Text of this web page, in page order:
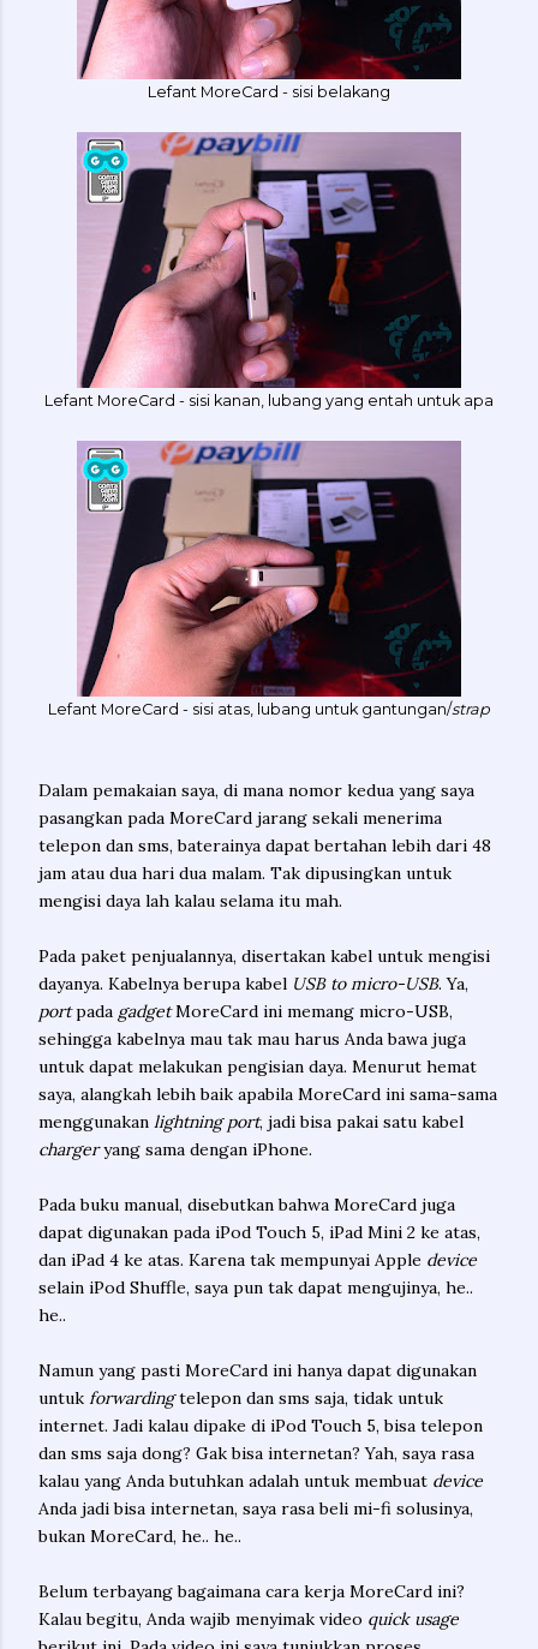
Lefant MoreCard - sisi belakang
Lefant MoreCard - sisi kanan, lubang yang entah untuk apa
Lefant MoreCard - sisi atas, lubang untuk gantungan/strap
Dalam pemakaian saya, di mana nomor kedua yang saya
pasangkan pada MoreCard jarang sekali menerima
telepon dan sms, baterainya dapat bertahan lebih dari 48
jam atau dua hari dua malam. Tak dipusingkan untuk
mengisi daya lah kalau selama itu mah.
Pada paket penjualannya, disertakan kabel untuk mengisi
dayanya. Kabelnya berupa kabel USB to micro-USB. Ya,
portpada gadgetMoreCard ini memang micro-USB,
sehingga kabelnya mau tak mau harus Anda bawa juga
untuk dapat melakukan pengisian daya. Menurut hemat
saya, alangkah lebih baik apabila MoreCard ini sama-sama
menggunakan lightning port, jadi bisa pakai satu kabel
chargeryang sama dengan iPhone.
Pada buku manual, disebutkan bahwa MoreCard juga
dapat digunakan pada iPod Touch 5, iPad Mini 2 ke atas,
dan iPad 4 ke atas. Karena tak mempunyai Apple device
selain iPod Shuffle, saya pun tak dapat mengujinya, he..
he..
Namun yang pasti MoreCard ini hanya dapat digunakan
untuk forwardingtelepon dan sms saja, tidak untuk
internet. Jadi kalau dipake di iPod Touch 5, bisa telepon
dan sms saja dong? Gak bisa internetan? Yah, saya rasa
kalau yang Anda butuhkan adalah untuk membuat device
Anda jadi bisa internetan, saya rasa beli mi-fi solusinya,
bukan MoreCard, he.. he..
Belum terbayang bagaimana cara kerja MoreCard ini?
Kalau begitu, Anda wajib menyimak video quick usage